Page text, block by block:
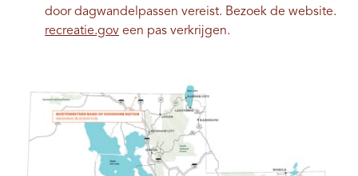
door dagwandelpassen vereist. Bezoek de website.
recreatie.gov een pas verkrijgen.